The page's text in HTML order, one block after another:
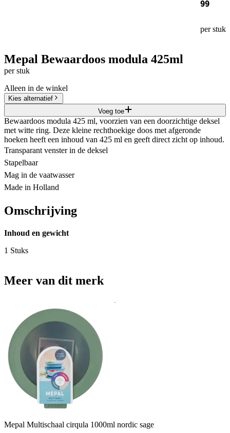
99
per stuk
Mepal Bewaardoos modula 425ml
per stuk
Alleen in de winkel
Kies alternatief
Voeg toe
Bewaardoos modula 425 ml, voorzien van een doorzichtige deksel
met witte ring. Deze kleine rechthoekige doos met afgeronde
hoeken heeft een inhoud van 425 ml en geeft direct zicht op inhoud.
Transparant venster in de deksel
Stapelbaar
Mag in de vaatwasser
Made in Holland
Omschrijving
Inhoud en gewicht
1 Stuks
Meer van dit merk
Mepal Multischaal cirqula 1000ml nordic sage